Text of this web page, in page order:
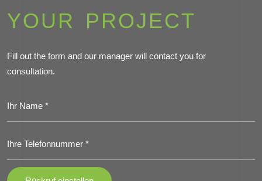
YOUR PROJECT
Fill out the form and our manager will contact you for
consultation.